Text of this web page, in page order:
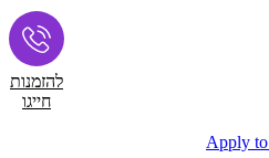
להזמנות
חייגו
Apply to